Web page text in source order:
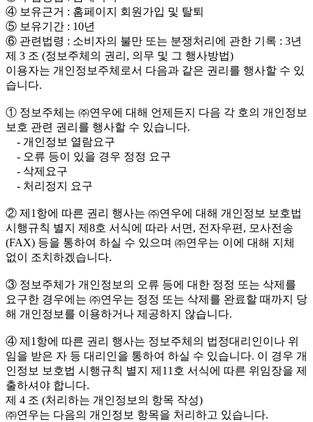
④ 보유근거 : 홈페이지 회원가입 및 탈퇴
⑤ 보유기간 : 10년
⑥ 관련법령 : 소비자의 불만 또는 분쟁처리에 관한 기록 : 3년
제 3 조 (정보주체의 권리, 의무 및 그 행사방법)
이용자는 개인정보주체로서 다음과 같은 권리를 행사할 수 있
습니다.
① 정보주체는 ㈜연우에 대해 언제든지 다음 각 호의 개인정보
보호 관련 권리를 행사할 수 있습니다.
- 개인정보 열람요구
- 오류 등이 있을 경우 정정 요구
- 삭제요구
- 처리정지 요구
② 제1항에 따른 권리 행사는 ㈜연우에 대해 개인정보 보호법
시행규칙 별지 제8호 서식에 따라 서면, 전자우편, 모사전송
(FAX) 등을 통하여 하실 수 있으며 ㈜연우는 이에 대해 지체
없이 조치하겠습니다.
③ 정보주체가 개인정보의 오류 등에 대한 정정 또는 삭제를
요구한 경우에는 ㈜연우는 정정 또는 삭제를 완료할 때까지 당
해 개인정보를 이용하거나 제공하지 않습니다.
④ 제1항에 따른 권리 행사는 정보주체의 법정대리인이나 위
임을 받은 자 등 대리인을 통하여 하실 수 있습니다. 이 경우 개
인정보 보호법 시행규칙 별지 제11호 서식에 따른 위임장을 제
출하셔야 합니다.
제 4 조 (처리하는 개인정보의 항목 작성)
㈜연우는 다음의 개인정보 항목을 처리하고 있습니다.